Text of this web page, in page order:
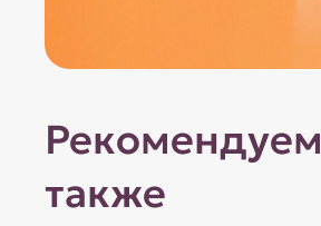
Рекомендуем
также